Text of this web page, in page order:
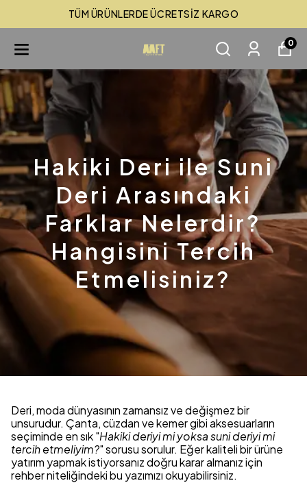
TÜM ÜRÜNLERDE ÜCRETSİZ KARGO
0
Hakiki Deri ile Suni
Deri Arasındaki
Farklar Nelerdir?
Hangisini Tercih
Etmelisiniz?
Deri, moda dünyasının zamansız ve değişmez bir
unsurudur. Çanta, cüzdan ve kemer gibi aksesuarların
seçiminde en sık "Hakiki deriyi mi yoksa suni deriyi mi
tercih etmeliyim?" sorusu sorulur. Eğer kaliteli bir ürüne
yatırım yapmak istiyorsanız doğru karar almanız için
rehber niteliğindeki bu yazımızı okuyabilirsiniz.